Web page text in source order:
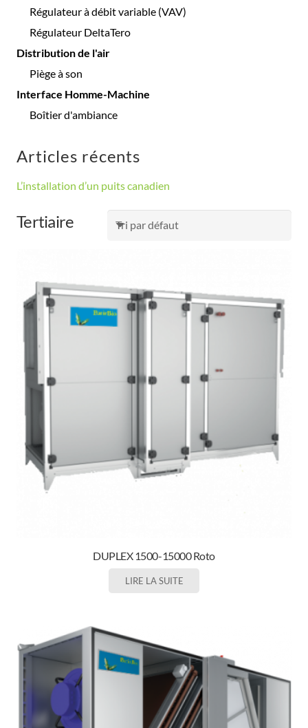
Régulateur à débit variable (VAV)
Régulateur DeltaTero
Distribution de l'air
Piège à son
Interface Homme-Machine
Boîtier d'ambiance
Articles récents
L’installation d’un puits canadien
Tertiaire
DUPLEX 1500-15000 Roto
LIRE LA SUITE